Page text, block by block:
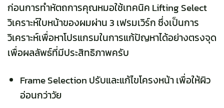
ก่อนการทำหัตถการคุณหมอใช้เทคนิค Lifting Select
วิเคราะห์ใบหน้าของผมผ่าน 3 เฟรมเวิร์ก ซึ่งเป็นการ
วิเคราะห์เพื่อหาโปรแกรมในการแก้ปัญหาได้อย่างตรงจุด
เพื่อผลลัพธ์ที่มีประสิทธิภาพครับ
Frame Selection ปรับและแก้ไขโครงหน้า เพื่อให้ผิว
อ่อนกว่าวัย